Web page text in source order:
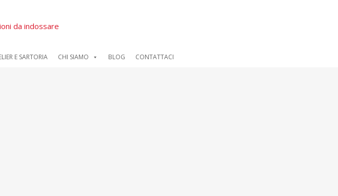
E SARTORIA CHI SIAMO BLOG CONTATTACI